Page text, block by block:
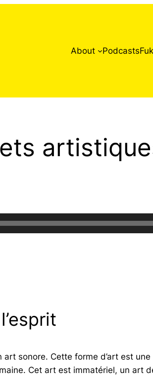
About Podcasts
sonore. Cette forme d’art est
Cet art est immatériel, un art